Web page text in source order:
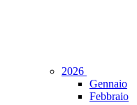
2026
Gennaio
Febbraio